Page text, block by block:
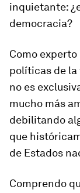
inquietante:
democracia?
Como
políticas de la
no es
mucho más
debilitando
que
de Estados
Comprendo